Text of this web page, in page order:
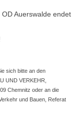
Auerswalde endet
sich bitte an den
UND VERKEHR,
Chemnitz oder an die
und Bauen, Referat